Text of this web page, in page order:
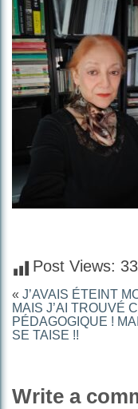
Post Views:
« J’AVAIS ÉTEINT
MAIS J’AI TROUVÉ
PÉDAGOGIQUE !
SE TAISE !!
Write a